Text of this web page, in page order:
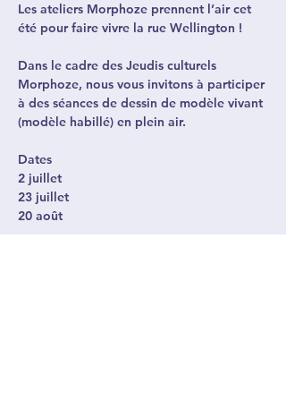
Les ateliers Morphoze prennent l’air cet
été pour faire vivre la rue Wellington !
Dans le cadre des Jeudis culturels
Morphoze, nous vous invitons à participer
à des séances de dessin de modèle vivant
(modèle habillé) en plein air.
Dates
2 juillet
23 juillet
20 août